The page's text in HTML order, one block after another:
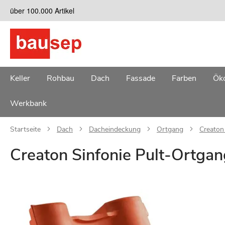
Zum
Inhalt
springen
über 100.000 Artikel
Keller Rohbau Dach Fassade Farben
Werkbank
Startseite Dach Dacheindeckung Ortgang
Creaton Sinfonie Pult-